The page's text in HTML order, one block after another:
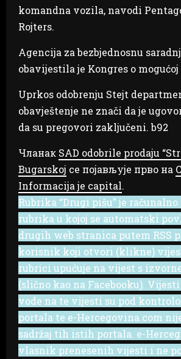
komandna vozila, navodi
Rojters.
Agencija za bezbjednosnu
obavijestila je Kongres o
Uprkos odobrenju Stejt
obavještenje ne znači da je
da su pregovori zaključeni. b92
Чланак SAD odobrile prodaju
Bugarskoj се појављује прво на
Informacija je capital.
Rubrika “Drugi pišu” je
rubrika u kojoj se automatski
drugih web stranica putem RSS
korisnik koji otvori (klikne)
rubrici upućuje na vijest s
(slično kao na Facebooku).
vode na te vijesti su pod
portala te e-Hercegovina.com
sadržaj tih istih portala. e-
vlasnik prenesenih vijesti i ne